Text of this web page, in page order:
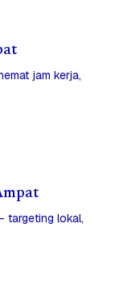
jam kerja,
targeting lokal,